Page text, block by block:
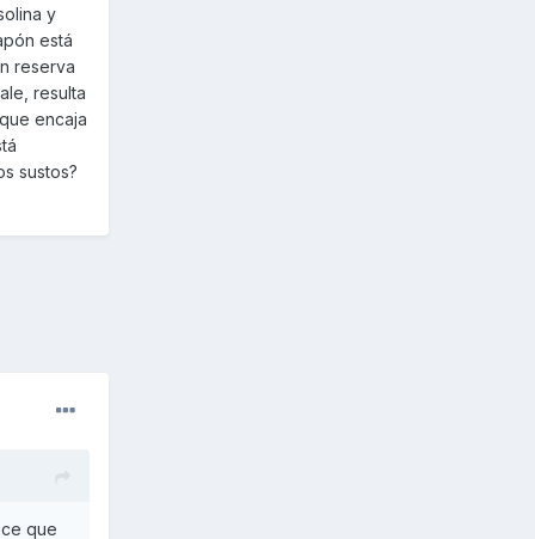
y
está
reserva
resulta
encaja
sustos?
que